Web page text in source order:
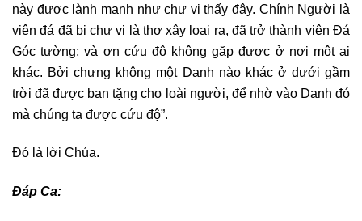
này được lành mạnh như chư vị thấy đây. Chính Người là
viên đá đã bị chư vị là thợ xây loại ra, đã trở thành viên Ðá
Góc tường; và ơn cứu độ không gặp được ở nơi một ai
khác. Bởi chưng không một Danh nào khác ở dưới gầm
trời đã được ban tặng cho loài người, để nhờ vào Danh đó
mà chúng ta được cứu độ”.
Ðó là lời Chúa.
Đáp Ca: